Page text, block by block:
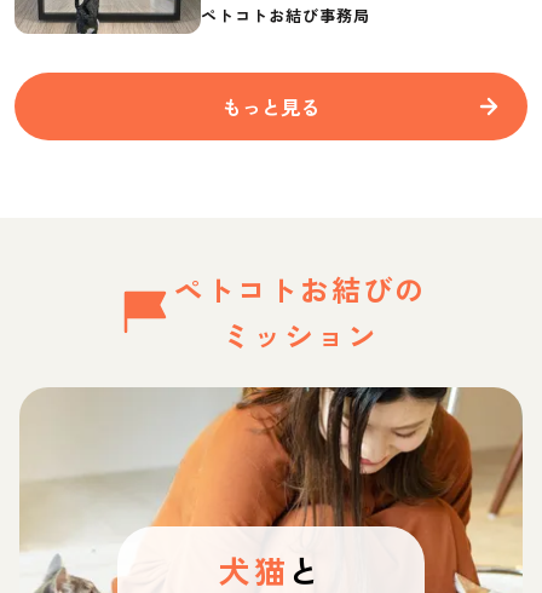
ペトコトお結び事務局
もっと見る
ペトコトお結びの
ミッション
犬猫 と